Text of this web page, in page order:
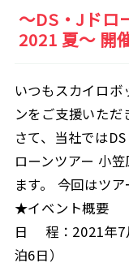
〜DS・Jドロ
2021 夏〜 開
いつもスカイロ
ンをご支援いただ
さて、当社では
ローンツアー 小
ます。 今回はツ
★イベント概要
日 程：2021年7
泊6日）